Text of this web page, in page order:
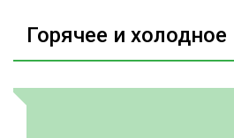
Горячее и холодное